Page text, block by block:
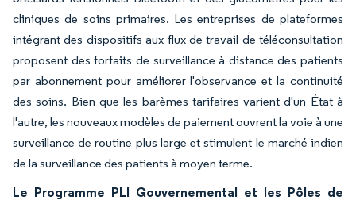
cliniques de soins primaires. Les entreprises de plateformes
intégrant des dispositifs aux flux de travail de téléconsultation
proposent des forfaits de surveillance à distance des patients
par abonnement pour améliorer l'observance et la continuité
des soins. Bien que les barèmes tarifaires varient d'un État à
l'autre, les nouveaux modèles de paiement ouvrent la voie à une
surveillance de routine plus large et stimulent le marché indien
de la surveillance des patients à moyen terme.
Le Programme PLI Gouvernemental et les Pôles de